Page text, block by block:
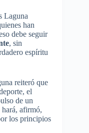
Laguna
han
debe seguir
, sin
espíritu
reiteró que
el
de un
afirmó,
los principios